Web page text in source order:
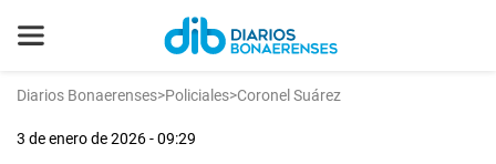
Diarios Bonaerenses>Policiales>Coronel Suárez
3 de enero de 2026 - 09:29